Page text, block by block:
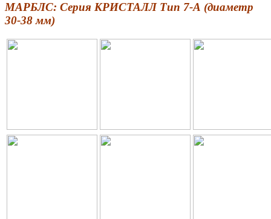
МАРБЛС: Серия КРИСТАЛЛ Тип 7-А (диаметр
30-38 мм)